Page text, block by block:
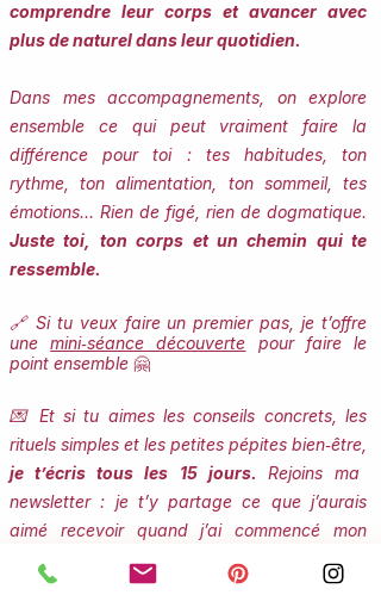
comprendre leur corps et avancer avec
plus de naturel dans leur quotidien.
Dans mes accompagnements, on explore
ensemble ce qui peut vraiment faire la
différence pour toi : tes habitudes, ton
rythme, ton alimentation, ton sommeil, tes
émotions… Rien de figé, rien de dogmatique.
Juste toi, ton corps et un chemin qui te
ressemble.
🔗 Si tu veux faire un premier pas, je t’offre
unemini‑séance découverte pour faire le
point ensemble 🤗
💌 Et si tu aimes les conseils concrets, les
rituels simples et les petites pépites bien‑être,
je t’écris tous les 15 jours. Rejoins ma
newsletter : je t’y partage ce que j’aurais
aimé recevoir quand j’ai commencé mon
propre chemin. Et oui… il y a un petit cadeau
qui t’attend 🤫